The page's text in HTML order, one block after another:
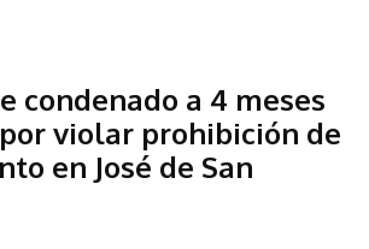
condenado a 4 meses
violar prohibición de
en José de San